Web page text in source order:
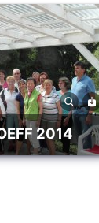
2014